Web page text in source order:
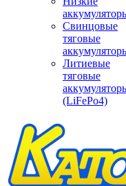
Свинцовые
тяговые
Литиевые
тяговые
(LiFePo4)